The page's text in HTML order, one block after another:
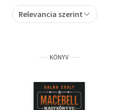
Szakkönyv
Tankönyv, segédkönyv
Társadalomtudomány
Természettudomány
Relevancia szerint
KÖNYV